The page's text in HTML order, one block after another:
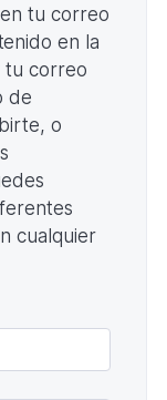
tu correo
en la
tu correo
de
o
cualquier